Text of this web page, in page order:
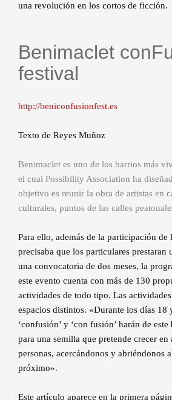
una revolución en los cortos de ficción.
Benimaclet
festival
http://beniconfusionfest.es
Texto de Reyes Muñoz
Benimaclet es uno de los barrios más
el cual Possibility Association ha
objetivo es reunir la obra de artistas en
culturales, puntos de las calles
Para ello, además de la participación de
precisaba que los particulares prestaran
una convocatoria de dos meses, la
este evento cuenta con más de 130
actividades de todo tipo. Las
espacios distintos. «Durante los días 18
‘confusión’ y ‘con fusión’ harán de
para una semilla que pretende crecer en
personas, acercándonos y abriéndonos
próximo».
Este artículo aparece en la primera